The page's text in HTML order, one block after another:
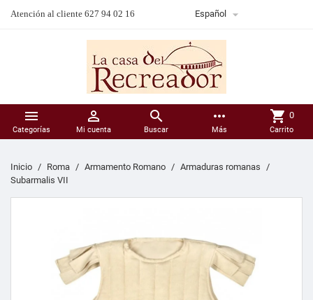
Atención al cliente 627 94 02 16 Español 

Categorías

Mi cuenta

Buscar
more_horiz
Más
shopping_cart 0
Carrito
Inicio Roma Armamento Romano
Armaduras romanas
Subarmalis VII